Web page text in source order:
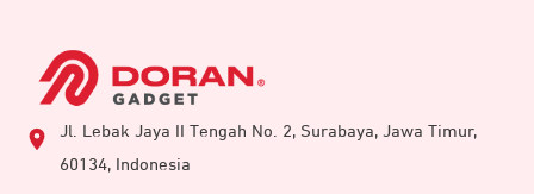
Jl. Lebak Jaya II Tengah No. 2, Surabaya, Jawa Timur,
60134, Indonesia